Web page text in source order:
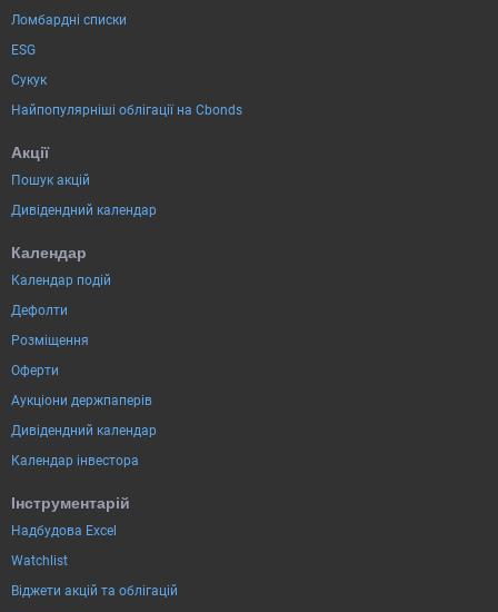
Ломбардні списки
ESG
Сукук
Найпопулярніші облігації на Cbonds
Акції
Пошук акцій
Дивідендний календар
Календар
Календар подій
Дефолти
Розміщення
Оферти
Аукціони держпаперів
Дивідендний календар
Календар інвестора
Інструментарій
Надбудова Excel
Watchlist
Віджети акцій та облігацій